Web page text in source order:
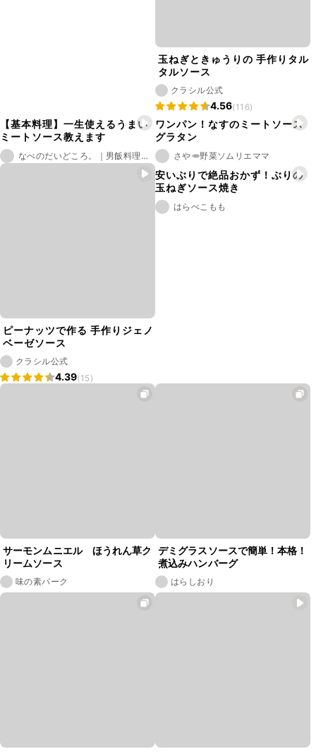
玉ねぎときゅうりの 手作りタル
タルソース
クラシル公式
4.56(116)
【基本料理】一生使えるうまい
ミートソース教えます
なべのだいどころ。｜男飯料理研究家
ワンパン！なすのミートソース
グラタン
さや🥕野菜ソムリエママ
ピーナッツで作る 手作りジェノ
ベーゼソース
クラシル公式
4.39(15)
安いぶりで絶品おかず！ぶりの
玉ねぎソース焼き
はらぺこもも
サーモンムニエル ほうれん草ク
リームソース
味の素パーク
デミグラスソースで簡単！本格！
煮込みハンバーグ
はらしおり